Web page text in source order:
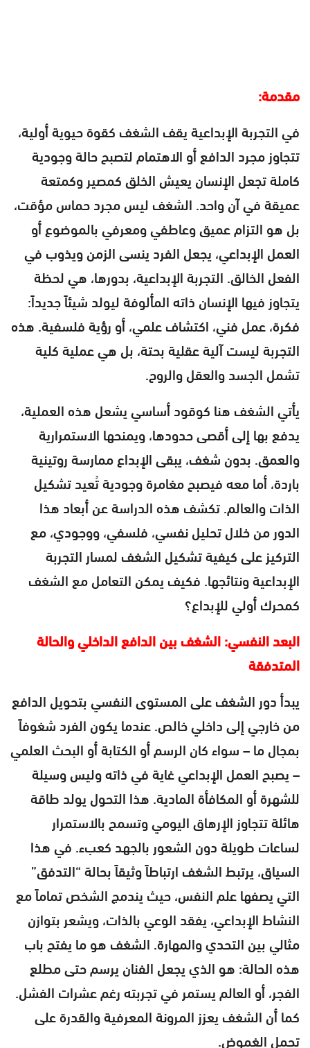
مقدمة:
في التجربة الإبداعية يقف الشغف كقوة حيوية أولية،
تتجاوز مجرد الدافع أو الاهتمام لتصبح حالة وجودية
كاملة تجعل الإنسان يعيش الخلق كمصير وكمتعة
عميقة في آن واحد. الشغف ليس مجرد حماس مؤقت،
بل هو التزام عميق وعاطفي ومعرفي بالموضوع أو
العمل الإبداعي، يجعل الفرد ينسى الزمن ويذوب في
الفعل الخالق. التجربة الإبداعية، بدورها، هي لحظة
يتجاوز فيها الإنسان ذاته المألوفة ليولد شيئاً جديداً:
فكرة، عمل فني، اكتشاف علمي، أو رؤية فلسفية. هذه
التجربة ليست آلية عقلية بحتة، بل هي عملية كلية
تشمل الجسد والعقل والروح.
يأتي الشغف هنا كوقود أساسي يشعل هذه العملية،
يدفع بها إلى أقصى حدودها، ويمنحها الاستمرارية
والعمق. بدون شغف، يبقى الإبداع ممارسة روتينية
باردة، أما معه فيصبح مغامرة وجودية تُعيد تشكيل
الذات والعالم. تكشف هذه الدراسة عن أبعاد هذا
الدور من خلال تحليل نفسي، فلسفي، ووجودي، مع
التركيز على كيفية تشكيل الشغف لمسار التجربة
الإبداعية ونتائجها. فكيف يمكن التعامل مع الشغف
كمحرك أولي للإبداع؟
البعد النفسي: الشغف بين الدافع الداخلي والحالة
المتدفقة
يبدأ دور الشغف على المستوى النفسي بتحويل الدافع
من خارجي إلى داخلي خالص. عندما يكون الفرد شغوفاً
بمجال ما – سواء كان الرسم أو الكتابة أو البحث العلمي
– يصبح العمل الإبداعي غاية في ذاته وليس وسيلة
للشهرة أو المكافأة المادية. هذا التحول يولد طاقة
هائلة تتجاوز الإرهاق اليومي وتسمح بالاستمرار
لساعات طويلة دون الشعور بالجهد كعبء. في هذا
السياق، يرتبط الشغف ارتباطاً وثيقاً بحالة “التدفق”
التي يصفها علم النفس، حيث يندمج الشخص تماماً مع
النشاط الإبداعي، يفقد الوعي بالذات، ويشعر بتوازن
مثالي بين التحدي والمهارة. الشغف هو ما يفتح باب
هذه الحالة: هو الذي يجعل الفنان يرسم حتى مطلع
الفجر، أو العالم يستمر في تجربته رغم عشرات الفشل.
كما أن الشغف يعزز المرونة المعرفية والقدرة على
تحمل الغموض.